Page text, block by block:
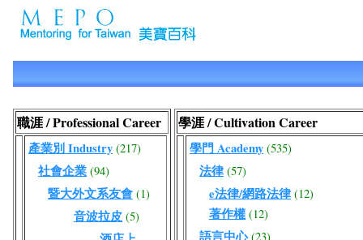
職涯 / Professional Career
產業別 Industry (217)
社會企業 (94)
暨大外文系友會 (1)
音波拉皮 (5)
學涯 / Cultivation Career
學門 Academy (535)
法律 (57)
e法律/網路法律 (12)
著作權 (12)
語言中心 (23)